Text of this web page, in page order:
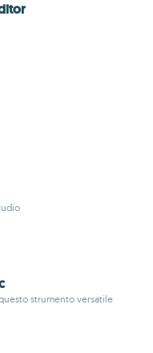
strumento versatile